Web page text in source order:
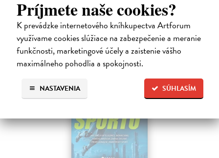
Príjmete naše cookies?
K prevádzke internetového kníhkupectva Artforum
využívame cookies slúžiace na zabezpečenie a meranie
funkčnosti, marketingové účely a zaistenie vášho
maximálneho pohodlia a spokojnosti.
SÚHLASÍM
NASTAVENIA
16,83 €
18,70 € ?
novinka